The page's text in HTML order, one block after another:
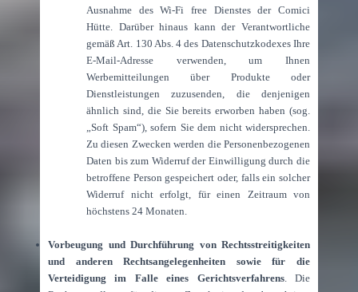
Ausnahme des Wi-Fi free Dienstes der Comici
Hütte. Darüber hinaus kann der Verantwortliche
gemäß Art. 130 Abs. 4 des Datenschutzkodexes Ihre
E-Mail-Adresse verwenden, um Ihnen
Werbemitteilungen über Produkte oder
Dienstleistungen zuzusenden, die denjenigen
ähnlich sind, die Sie bereits erworben haben (sog.
„Soft Spam“), sofern Sie dem nicht widersprechen.
Zu diesen Zwecken werden die Personenbezogenen
Daten bis zum Widerruf der Einwilligung durch die
betroffene Person gespeichert oder, falls ein solcher
Widerruf nicht erfolgt, für einen Zeitraum von
höchstens 24 Monaten.
Vorbeugung und Durchführung von Rechtsstreitigkeiten
und anderen Rechtsangelegenheiten sowie für die
Verteidigung im Falle eines Gerichtsverfahrens. Die